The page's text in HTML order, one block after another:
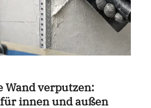
Wand verputzen:
innen und außen